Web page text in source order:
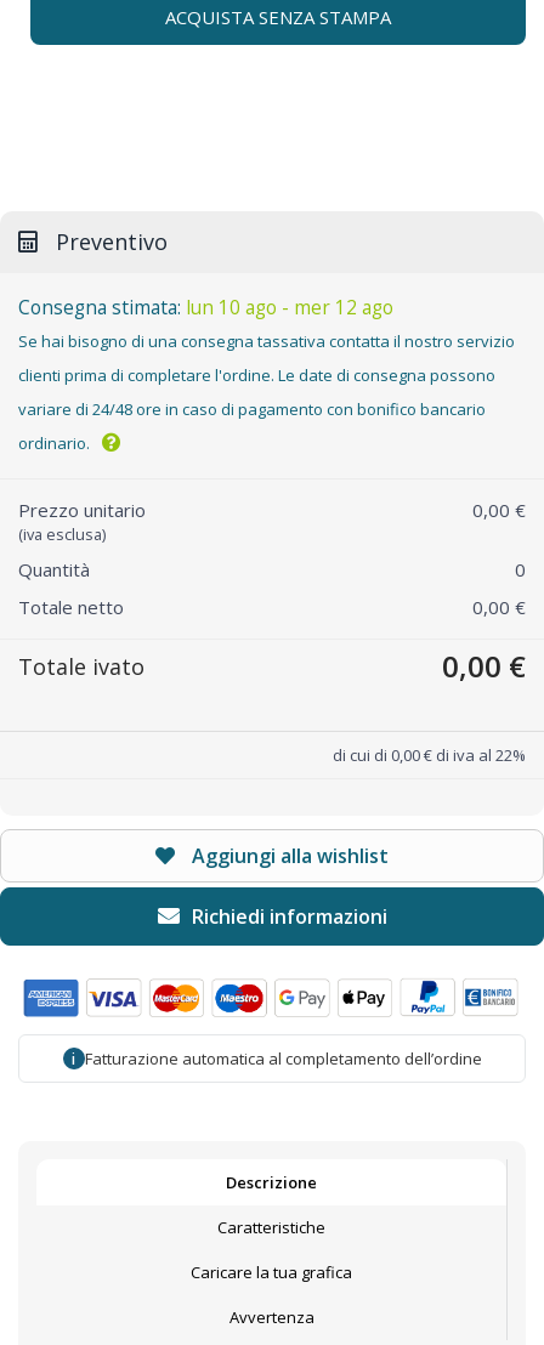
ACQUISTA SENZA STAMPA
Preventivo
Consegna stimata: lun 10 ago - mer 12 ago
Se hai bisogno di una consegna tassativa contatta il nostro servizio
clienti prima di completare l'ordine. Le date di consegna possono
variare di 24/48 ore in caso di pagamento con bonifico bancario
ordinario.
Prezzo unitario
(iva esclusa)
0,00 €
Quantità
0
Totale netto
0,00 €
Totale ivato 0,00 €
di cui di 0,00 € di iva al 22%
Aggiungi alla wishlist
i Fatturazione automatica al completamento dell’ordine
Descrizione
Caratteristiche
Caricare la tua grafica
Avvertenza